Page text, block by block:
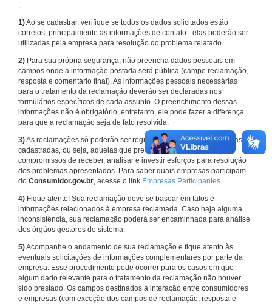
,
1)Ao se cadastrar, verifique se todos os dados solicitados estão
corretos, principalmente as informações de contato - elas poderão ser
utilizadas pela empresa para resolução do problema relatado.
2) Para sua própria segurança, não preencha dados pessoais em
campos onde a informação postada será pública (campo reclamação,
resposta e comentário final). As informações pessoais necessárias
para o tratamento da reclamação deverão ser declaradas nos
formulários específicos de cada assunto. O preenchimento dessas
informações não é obrigatório, entretanto, ele pode fazer a diferença
para que a reclamação seja de fato resolvida.
3)As reclamações só poderão ser registradas em face de empresas
cadastradas, ou seja, aquelas que previamente assumiram
compromissos de receber, analisar e investir esforços para resolução
dos problemas apresentados. Para saber quais empresas participam
do Consumidor.gov.br, acesse o link Empresas Participantes.
4) Fique atento! Sua reclamação deve se basear em fatos e
informações relacionados à empresa reclamada. Caso haja alguma
inconsistência, sua reclamação poderá ser encaminhada para análise
dos órgãos gestores do sistema.
5)Acompanhe o andamento de sua reclamação e fique atento às
eventuais solicitações de informações complementares por parte da
empresa. Esse procedimento pode ocorrer para os casos em que
algum dado relevante para o tratamento da reclamação não houver
sido prestado. Os campos destinados à interação entre consumidores
e empresas (com exceção dos campos de reclamação, resposta e